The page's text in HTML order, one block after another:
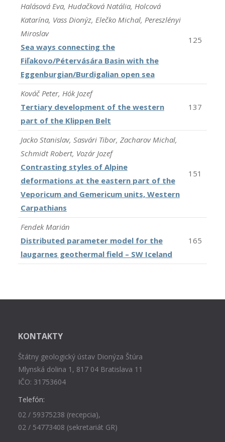
Halásová Eva, Hudačková Natália, Holcová
Katarína, Vass Dionýz, Elečko Michal, Pereszlényi
Miroslav
Sea ways connecting the
Fiľakovo/Pétervására Basin with the
Eggenburgian/Burdigalian open sea
125
Kováč Peter, Hók Jozef
Tertiary development of the western
part of the Klippen Belt
137
Jacko Stanislav, Sasvári Tibor, Zacharov Michal,
Schmidt Robert, Vozár Jozef
Contrasting styles of Alpine
deformations at the eastern part of the
Veporicum and Gemericum units, Western
Carpathians
151
Fendek Marián
Distributed parameter model for the
laugarnes geothermal field – SW Iceland
165
KONTAKTY
Štátny geologický ústav Dionýza Štúra
Mlynská dolina 1, 817 04 Bratislava 11
IČO: 31753604
Telefón:
02 / 59375238 (recepcia),
02 / 54773408 (sekretariát GR)